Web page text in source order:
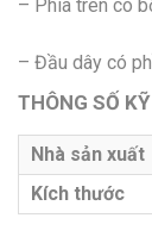
– Phía trên có
– Đầu dây có
THÔNG SỐ
Nhà sản xuất
Kích thước